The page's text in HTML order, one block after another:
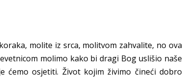
molite iz srca, molitvom zahvalite, no ova
molimo kako bi dragi Bog uslišio naše
ćemo osjetiti. Život kojim živimo čineći dobro